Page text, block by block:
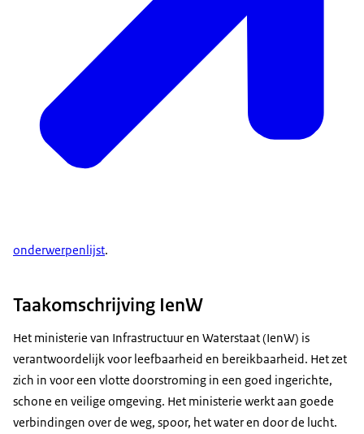
onderwerpenlijst.
Taakomschrijving IenW
Het ministerie van Infrastructuur en Waterstaat (IenW) is
verantwoordelijk voor leefbaarheid en bereikbaarheid. Het zet
zich in voor een vlotte doorstroming in een goed ingerichte,
schone en veilige omgeving. Het ministerie werkt aan goede
verbindingen over de weg, spoor, het water en door de lucht.